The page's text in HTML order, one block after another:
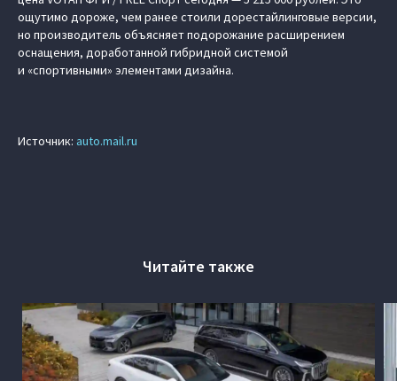
ощутимо дороже, чем ранее стоили дорестайлинговые версии,
но производитель объясняет подорожание расширением
оснащения, доработанной гибридной системой
и «спортивными» элементами дизайна.
Источник: auto.mail.ru
Читайте также